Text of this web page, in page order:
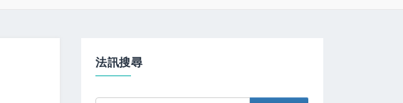
法訊搜尋